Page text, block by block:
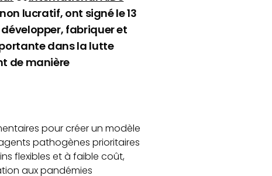
lucratif, ont signé le 13
fabriquer et
dans la lutte
de manière
pour créer un modèle
pathogènes prioritaires
flexibles et à faible coût,
aux pandémies